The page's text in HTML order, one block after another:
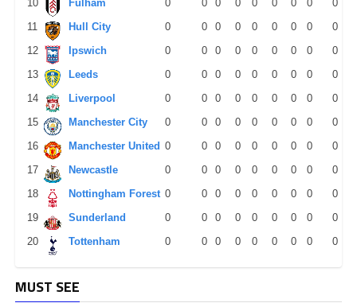
10 Fulham 0 0 0 0 0 0 0 0
0
11
Hull City 0 0 0 0 0 0 0 0
0
12
Ipswich 0 0 0 0 0 0 0 0
0
13
Leeds 0 0 0 0 0 0 0 0
0
14
Liverpool 0 0 0 0 0 0 0 0
0
15
Manchester City 0 0 0 0 0 0 0 0
0
16
Manchester United 0 0 0 0 0 0 0 0
0
17
Newcastle 0 0 0 0 0 0 0 0
0
18
Nottingham Forest 0 0 0 0 0 0 0 0
0
19
Sunderland 0 0 0 0 0 0 0 0
0
20
Tottenham 0 0 0 0 0 0 0 0 0
MUST SEE